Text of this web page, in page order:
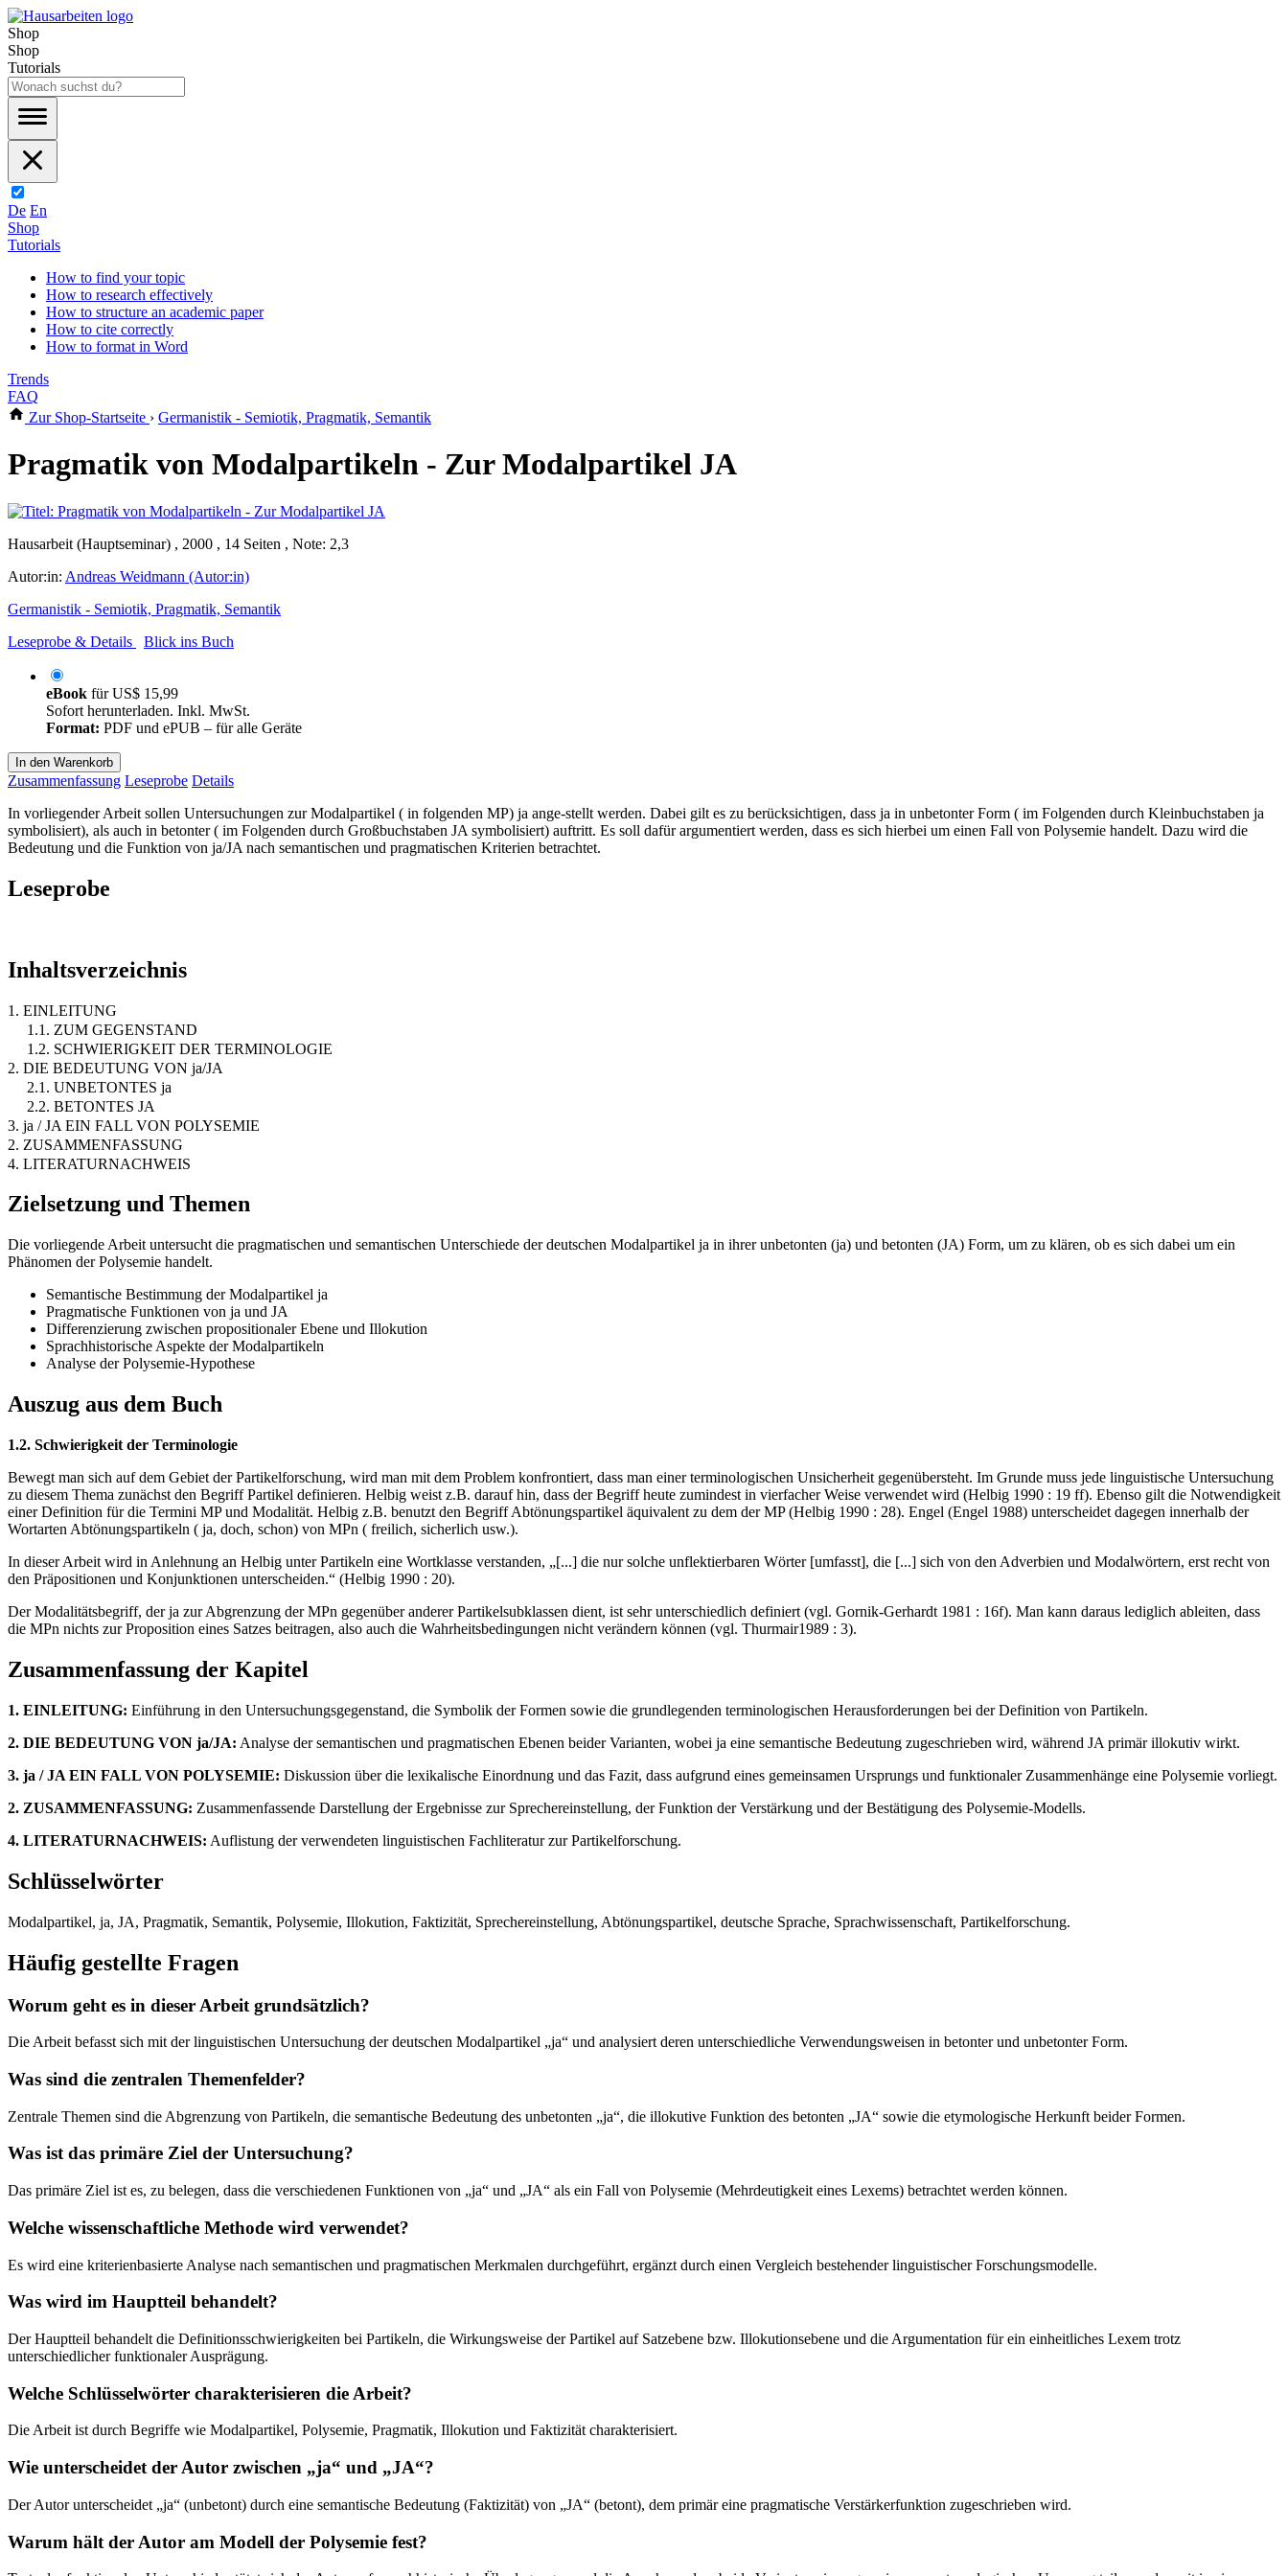
Shop
Shop
Tutorials
De En
Shop
Tutorials
How to find your topic
How to research effectively
How to structure an academic paper
How to cite correctly
How to format in Word
Trends
FAQ
Zur Shop-Startseite › Germanistik - Semiotik, Pragmatik, Semantik
Pragmatik von Modalpartikeln - Zur Modalpartikel JA
Hausarbeit (Hauptseminar) , 2000 , 14 Seiten , Note: 2,3
Autor:in: Andreas Weidmann (Autor:in)
Germanistik - Semiotik, Pragmatik, Semantik
Leseprobe & Details
Blick ins Buch
eBook fürUS$ 15,99
Sofort herunterladen. Inkl. MwSt.
Format: PDF und ePUB – für alle Geräte
In den Warenkorb
Zusammenfassung Leseprobe Details
In vorliegender Arbeit sollen Untersuchungen zur Modalpartikel ( in folgenden MP) ja ange-stellt werden. Dabei gilt es zu berücksichtigen, dass ja in unbetonter Form ( im Folgenden durch Kleinbuchstaben ja
symbolisiert), als auch in betonter ( im Folgenden durch Großbuchstaben JA symbolisiert) auftritt. Es soll dafür argumentiert werden, dass es sich hierbei um einen Fall von Polysemie handelt. Dazu wird die
Bedeutung und die Funktion von ja/JA nach semantischen und pragmatischen Kriterien betrachtet.
Leseprobe
Inhaltsverzeichnis
1. EINLEITUNG
1.1. ZUM GEGENSTAND
1.2. SCHWIERIGKEIT DER TERMINOLOGIE
2. DIE BEDEUTUNG VON ja/JA
2.1. UNBETONTES ja
2.2. BETONTES JA
3. ja / JA EIN FALL VON POLYSEMIE
2. ZUSAMMENFASSUNG
4. LITERATURNACHWEIS
Zielsetzung und Themen
Die vorliegende Arbeit untersucht die pragmatischen und semantischen Unterschiede der deutschen Modalpartikel ja in ihrer unbetonten (ja) und betonten (JA) Form, um zu klären, ob es sich dabei um ein
Phänomen der Polysemie handelt.
Semantische Bestimmung der Modalpartikel ja
Pragmatische Funktionen von ja und JA
Differenzierung zwischen propositionaler Ebene und Illokution
Sprachhistorische Aspekte der Modalpartikeln
Analyse der Polysemie-Hypothese
Auszug aus dem Buch
1.2. Schwierigkeit der Terminologie
Bewegt man sich auf dem Gebiet der Partikelforschung, wird man mit dem Problem konfrontiert, dass man einer terminologischen Unsicherheit gegenübersteht. Im Grunde muss jede linguistische Untersuchung
zu diesem Thema zunächst den Begriff Partikel definieren. Helbig weist z.B. darauf hin, dass der Begriff heute zumindest in vierfacher Weise verwendet wird (Helbig 1990 : 19 ff). Ebenso gilt die Notwendigkeit
einer Definition für die Termini MP und Modalität. Helbig z.B. benutzt den Begriff Abtönungspartikel äquivalent zu dem der MP (Helbig 1990 : 28). Engel (Engel 1988) unterscheidet dagegen innerhalb der
Wortarten Abtönungspartikeln ( ja, doch, schon) von MPn ( freilich, sicherlich usw.).
In dieser Arbeit wird in Anlehnung an Helbig unter Partikeln eine Wortklasse verstanden, „[...] die nur solche unflektierbaren Wörter [umfasst], die [...] sich von den Adverbien und Modalwörtern, erst recht von
den Präpositionen und Konjunktionen unterscheiden.“ (Helbig 1990 : 20).
Der Modalitätsbegriff, der ja zur Abgrenzung der MPn gegenüber anderer Partikelsubklassen dient, ist sehr unterschiedlich definiert (vgl. Gornik-Gerhardt 1981 : 16f). Man kann daraus lediglich ableiten, dass
die MPn nichts zur Proposition eines Satzes beitragen, also auch die Wahrheitsbedingungen nicht verändern können (vgl. Thurmair1989 : 3).
Zusammenfassung der Kapitel
1. EINLEITUNG: Einführung in den Untersuchungsgegenstand, die Symbolik der Formen sowie die grundlegenden terminologischen Herausforderungen bei der Definition von Partikeln.
2. DIE BEDEUTUNG VON ja/JA: Analyse der semantischen und pragmatischen Ebenen beider Varianten, wobei ja eine semantische Bedeutung zugeschrieben wird, während JA primär illokutiv wirkt.
3. ja / JA EIN FALL VON POLYSEMIE: Diskussion über die lexikalische Einordnung und das Fazit, dass aufgrund eines gemeinsamen Ursprungs und funktionaler Zusammenhänge eine Polysemie vorliegt.
2. ZUSAMMENFASSUNG: Zusammenfassende Darstellung der Ergebnisse zur Sprechereinstellung, der Funktion der Verstärkung und der Bestätigung des Polysemie-Modells.
4. LITERATURNACHWEIS: Auflistung der verwendeten linguistischen Fachliteratur zur Partikelforschung.
Schlüsselwörter
Modalpartikel, ja, JA, Pragmatik, Semantik, Polysemie, Illokution, Faktizität, Sprechereinstellung, Abtönungspartikel, deutsche Sprache, Sprachwissenschaft, Partikelforschung.
Häufig gestellte Fragen
Worum geht es in dieser Arbeit grundsätzlich?
Die Arbeit befasst sich mit der linguistischen Untersuchung der deutschen Modalpartikel „ja“ und analysiert deren unterschiedliche Verwendungsweisen in betonter und unbetonter Form.
Was sind die zentralen Themenfelder?
Zentrale Themen sind die Abgrenzung von Partikeln, die semantische Bedeutung des unbetonten „ja“, die illokutive Funktion des betonten „JA“ sowie die etymologische Herkunft beider Formen.
Was ist das primäre Ziel der Untersuchung?
Das primäre Ziel ist es, zu belegen, dass die verschiedenen Funktionen von „ja“ und „JA“ als ein Fall von Polysemie (Mehrdeutigkeit eines Lexems) betrachtet werden können.
Welche wissenschaftliche Methode wird verwendet?
Es wird eine kriterienbasierte Analyse nach semantischen und pragmatischen Merkmalen durchgeführt, ergänzt durch einen Vergleich bestehender linguistischer Forschungsmodelle.
Was wird im Hauptteil behandelt?
Der Hauptteil behandelt die Definitionsschwierigkeiten bei Partikeln, die Wirkungsweise der Partikel auf Satzebene bzw. Illokutionsebene und die Argumentation für ein einheitliches Lexem trotz
unterschiedlicher funktionaler Ausprägung.
Welche Schlüsselwörter charakterisieren die Arbeit?
Die Arbeit ist durch Begriffe wie Modalpartikel, Polysemie, Pragmatik, Illokution und Faktizität charakterisiert.
Wie unterscheidet der Autor zwischen „ja“ und „JA“?
Der Autor unterscheidet „ja“ (unbetont) durch eine semantische Bedeutung (Faktizität) von „JA“ (betont), dem primär eine pragmatische Verstärkerfunktion zugeschrieben wird.
Warum hält der Autor am Modell der Polysemie fest?